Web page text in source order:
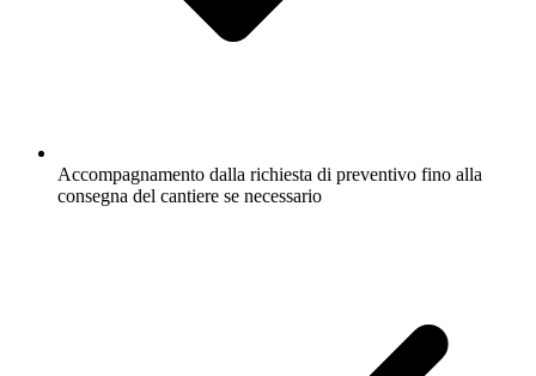
Accompagnamento dalla richiesta di preventivo fino alla
consegna del cantiere se necessario